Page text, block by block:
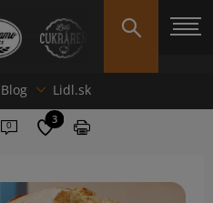
Blog Lidl.sk
0 3